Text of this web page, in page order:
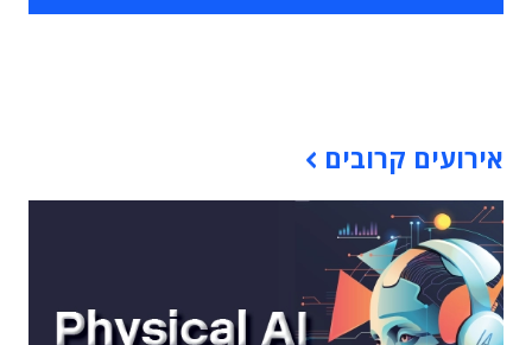
אירועים קרובים